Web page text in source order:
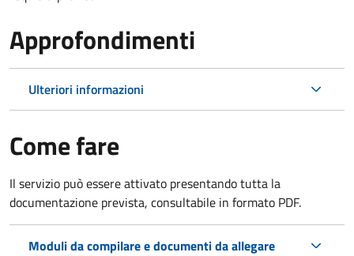
Approfondimenti
Ulteriori informazioni
Come fare
Il servizio può essere attivato presentando tutta la
documentazione prevista, consultabile in formato PDF.
Moduli da compilare e documenti da allegare